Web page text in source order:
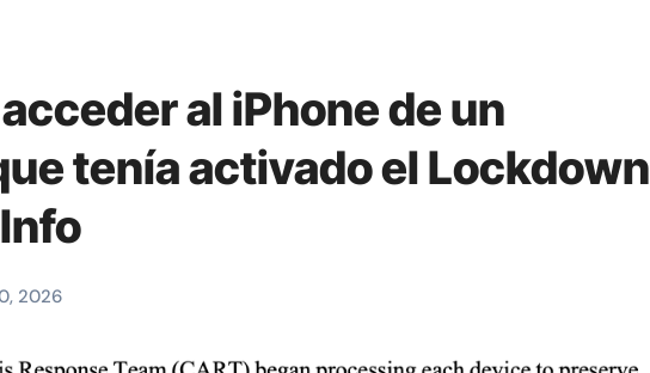
al iPhone de un
tenía activado el Lockdown
2026